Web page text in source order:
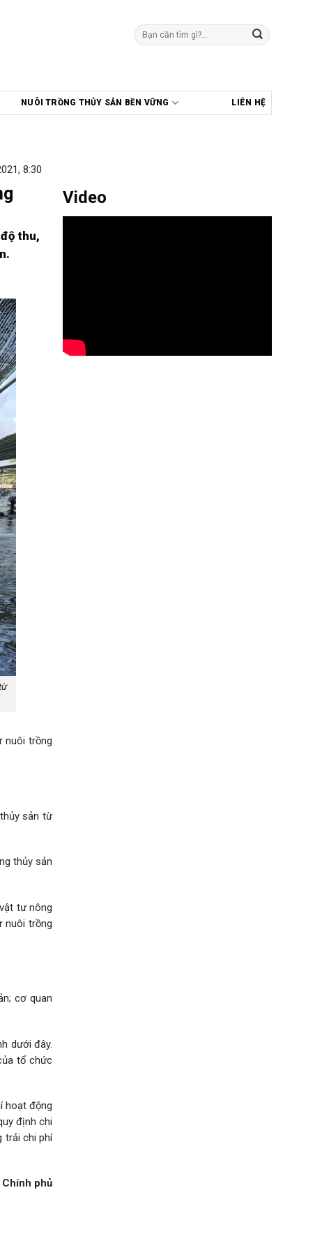
Tìm
kiếm:
NUÔI TRỒNG THỦY SẢN BỀN VỮNG LIÊN HỆ
8:30
thu,
nuôi trồng
sản từ
thủy sản
tư nông
nuôi trồng
cơ quan
dưới đây.
tổ chức
hoạt động
định chi
trải chi phí
phủ
Video